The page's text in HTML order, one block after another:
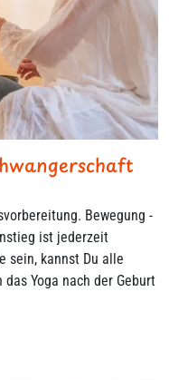
Bewegung -
ist jederzeit
sein, kannst Du alle
Yoga nach der Geburt